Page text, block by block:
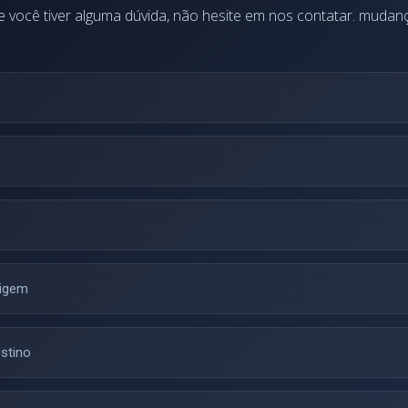
você tiver alguma dúvida, não hesite em nos contatar.